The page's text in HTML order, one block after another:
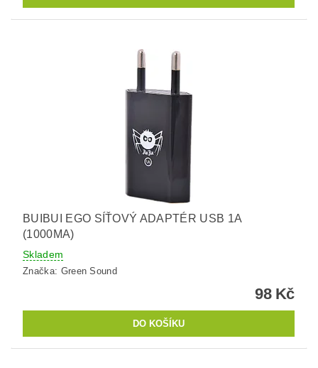
BUIBUI EGO SÍŤOVÝ ADAPTÉR USB 1A
(1000MA)
Skladem
Značka: Green Sound
98 Kč